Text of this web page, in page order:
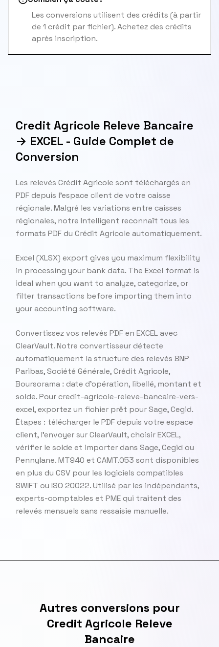
Les conversions utilisent des crédits (à partir
de 1 crédit par fichier). Achetez des crédits
après inscription.
Credit Agricole Releve Bancaire
→ EXCEL - Guide Complet de
Conversion
Les relevés Crédit Agricole sont téléchargés en
PDF depuis l'espace client de votre caisse
régionale. Malgré les variations entre caisses
régionales, notre Intelligent reconnaît tous les
formats PDF du Crédit Agricole automatiquement.
Excel (XLSX) export gives you maximum flexibility
in processing your bank data. The Excel format is
ideal when you want to analyze, categorize, or
filter transactions before importing them into
your accounting software.
Convertissez vos relevés PDF en EXCEL avec
ClearVault. Notre convertisseur détecte
automatiquement la structure des relevés BNP
Paribas, Société Générale, Crédit Agricole,
Boursorama : date d'opération, libellé, montant et
solde. Pour credit-agricole-releve-bancaire-vers-
excel, exportez un fichier prêt pour Sage, Cegid.
Étapes : télécharger le PDF depuis votre espace
client, l'envoyer sur ClearVault, choisir EXCEL,
vérifier le solde et importer dans Sage, Cegid ou
Pennylane. MT940 et CAMT.053 sont disponibles
en plus du CSV pour les logiciels compatibles
SWIFT ou ISO 20022. Utilisé par les indépendants,
experts-comptables et PME qui traitent des
relevés mensuels sans ressaisie manuelle.
Autres conversions pour
Credit Agricole Releve
Bancaire